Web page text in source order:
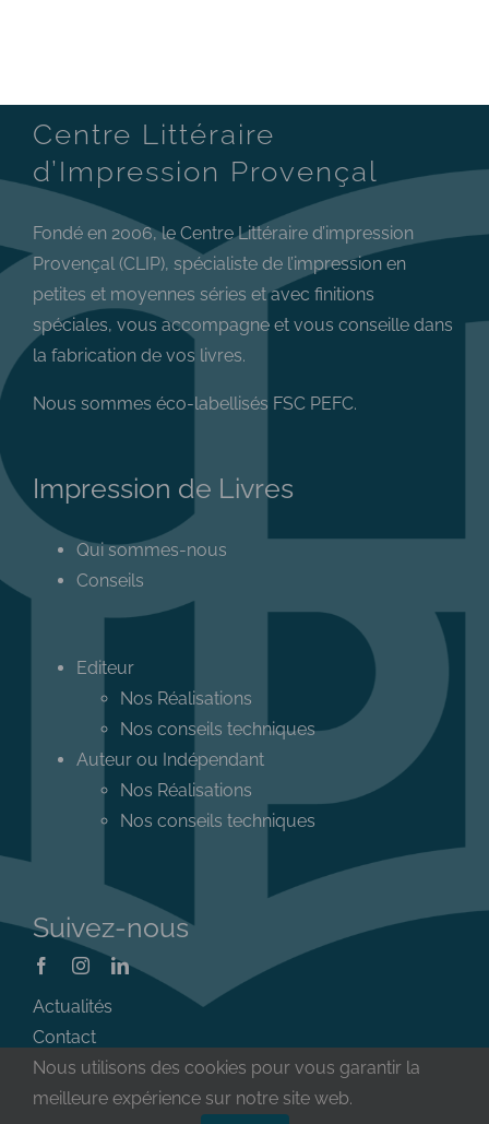
Centre Littéraire
d’Impression Provençal
Fondé en 2006, le Centre Littéraire d’impression
Provençal (CLIP), spécialiste de l’impression en
petites et moyennes séries et avec finitions
spéciales, vous accompagne et vous conseille dans
la fabrication de vos livres.
Nous sommes éco-labellisés FSC PEFC.
Impression de Livres
Qui sommes-nous
Conseils
Editeur
Nos Réalisations
Nos conseils techniques
Auteur ou Indépendant
Nos Réalisations
Nos conseils techniques
Suivez-nous
Actualités
Contact
Mentions Légales|Conditions Générales de Vente
Nous utilisons des cookies pour vous garantir la
meilleure expérience sur notre site web.